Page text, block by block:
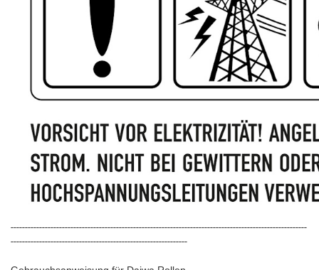
--------------------------------------------------------------------------------------------------------
--------------------------------------------------------------